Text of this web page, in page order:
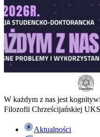
W każdym z nas jest
Filozofii Chrześcijańskiej
Aktualności